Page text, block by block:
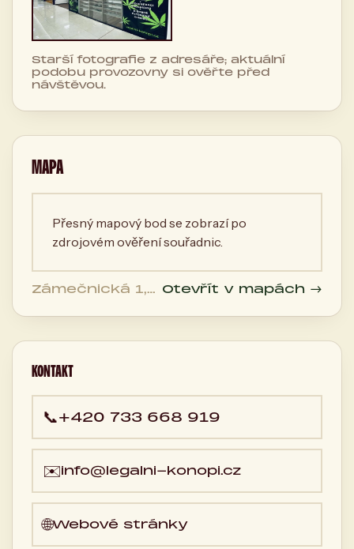
Starší fotografie z adresáře; aktuální
podobu provozovny si ověřte před
návštěvou.
MAPA
Přesný mapový bod se zobrazí po
zdrojovém ověření souřadnic.
Zámečnická 1,
Česká
Otevřít v mapách →
KONTAKT
📞+420 733 668 919
✉️info@legalni-konopi.cz
🌐Webové stránky